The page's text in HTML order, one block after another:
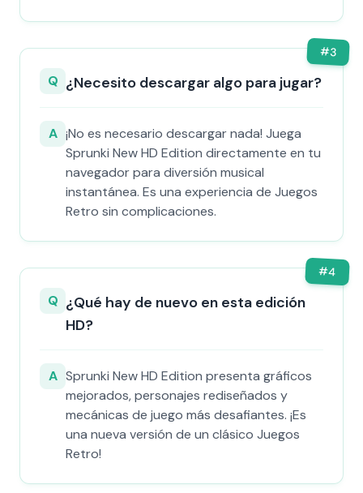
#3
Q ¿Necesito descargar algo para jugar?
A ¡No es necesario descargar nada! Juega
Sprunki New HD Edition directamente en tu
navegador para diversión musical
instantánea. Es una experiencia de Juegos
Retro sin complicaciones.
#4
Q ¿Qué hay de nuevo en esta edición
HD?
A Sprunki New HD Edition presenta gráficos
mejorados, personajes rediseñados y
mecánicas de juego más desafiantes. ¡Es
una nueva versión de un clásico Juegos
Retro!